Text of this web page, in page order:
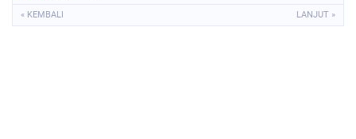
« KEMBALI LANJUT »